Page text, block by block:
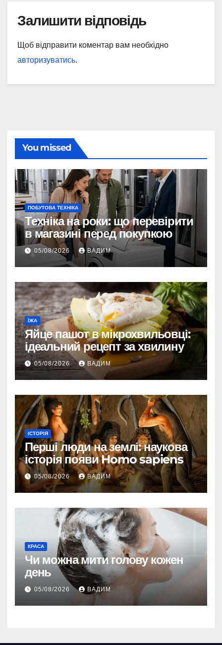
Залишити відповідь
Щоб відправити коментар вам необхідно
авторизуватись.
You missed
ПОБУТОВА ТЕХНІКА
Техніка на роки: що перевірити
в магазині перед покупкою
05/08/2026 ВАДИМ
ЇЖА
Яйце пашот в мікрохвильовці:
ідеальний рецепт за хвилину
05/08/2026 ВАДИМ
ІСТОРІЯ
Перші люди на землі: наукова
історія появи Homo sapiens
05/08/2026 ВАДИМ
КРАСА
Чи можна мити голову кожен
день
05/08/2026 ВАДИМ